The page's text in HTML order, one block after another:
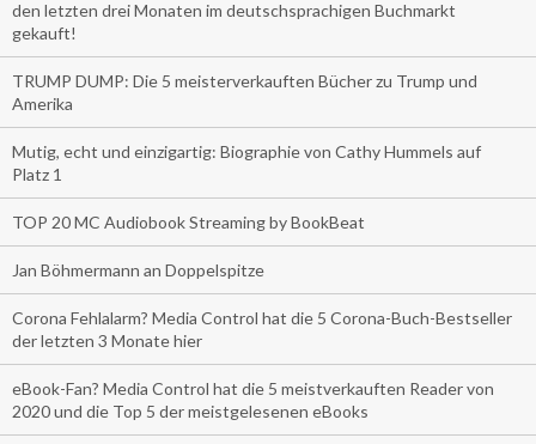
den letzten drei Monaten im deutschsprachigen Buchmarkt
gekauft!
TRUMP DUMP: Die 5 meisterverkauften Bücher zu Trump und
Amerika
Mutig, echt und einzigartig: Biographie von Cathy Hummels auf
Platz 1
TOP 20 MC Audiobook Streaming by BookBeat
Jan Böhmermann an Doppelspitze
Corona Fehlalarm? Media Control hat die 5 Corona-Buch-Bestseller
der letzten 3 Monate hier
eBook-Fan? Media Control hat die 5 meistverkauften Reader von
2020 und die Top 5 der meistgelesenen eBooks